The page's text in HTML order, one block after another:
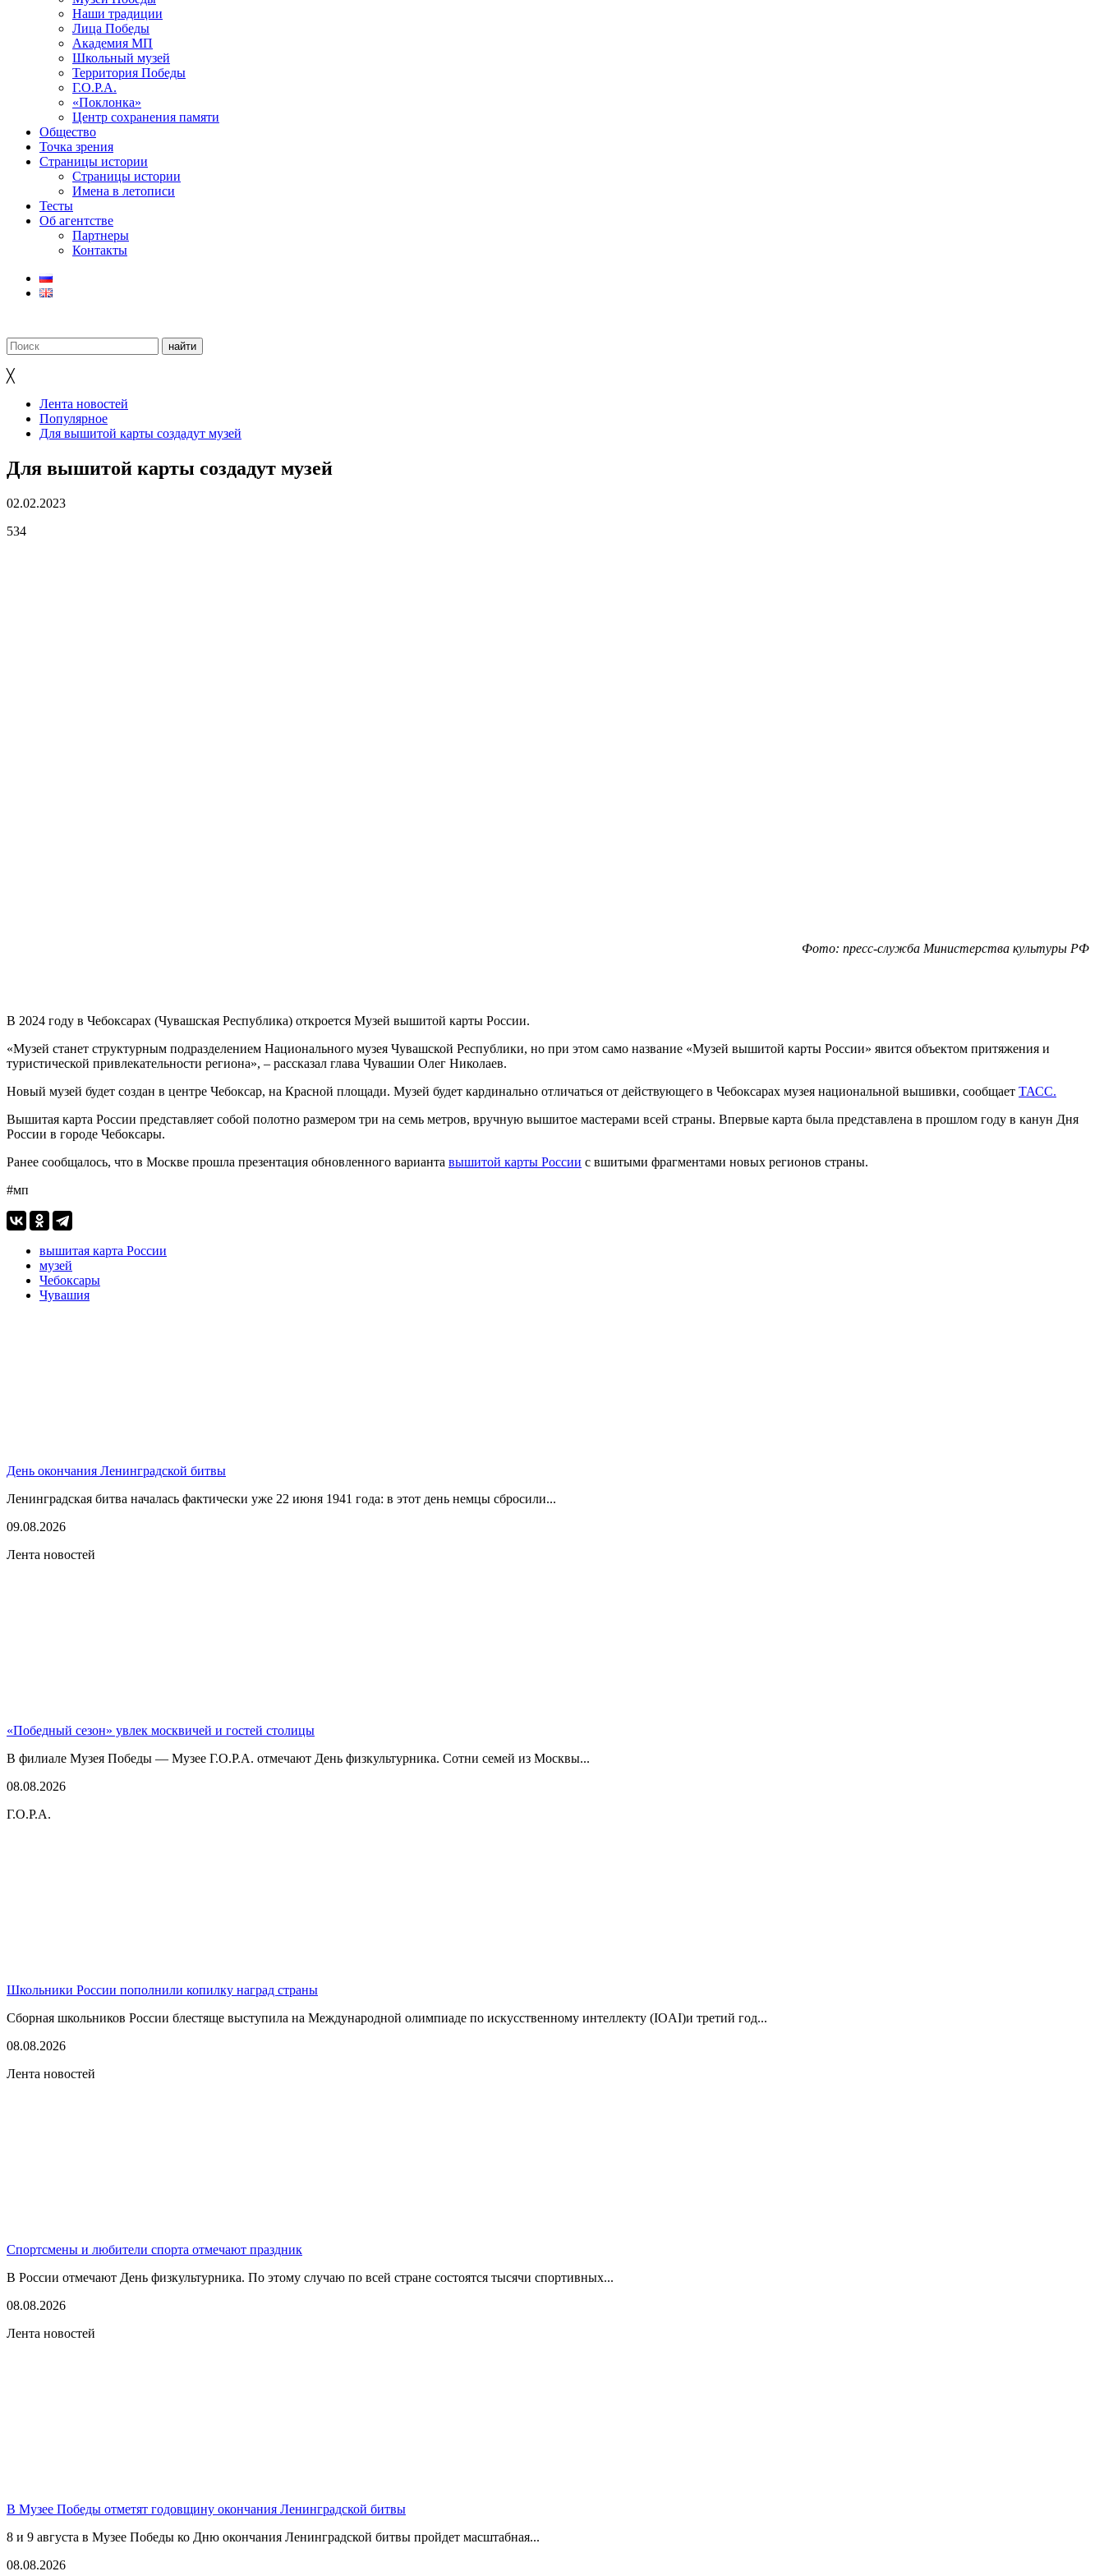
Наши традиции
Лица Победы
Академия МП
Школьный музей
Территория Победы
Г.О.Р.А.
«Поклонка»
Центр сохранения памяти
Общество
Точка зрения
Страницы истории
Страницы истории
Имена в летописи
Тесты
Об агентстве
Партнеры
Контакты
╳
Лента новостей
Популярное
Для вышитой карты создадут музей
Для вышитой карты создадут музей
02.02.2023
534
Фото: пресс-служба Министерства культуры РФ
В 2024 году в Чебоксарах (Чувашская Республика) откроется Музей вышитой карты России.
«Музей станет структурным подразделением Национального музея Чувашской Республики, но при этом само название «Музей вышитой карты России» явится объектом притяжения и
туристической привлекательности региона», – рассказал глава Чувашии Олег Николаев.
Новый музей будет создан в центре Чебоксар, на Красной площади. Музей будет кардинально отличаться от действующего в Чебоксарах музея национальной вышивки, сообщает ТАСС.
Вышитая карта России представляет собой полотно размером три на семь метров, вручную вышитое мастерами всей страны. Впервые карта была представлена в прошлом году в канун Дня
России в городе Чебоксары.
Ранее сообщалось, что в Москве прошла презентация обновленного варианта вышитой карты России с вшитыми фрагментами новых регионов страны.
#мп
вышитая карта России
музей
Чебоксары
Чувашия
День окончания Ленинградской битвы
Ленинградская битва началась фактически уже 22 июня 1941 года: в этот день немцы сбросили...
09.08.2026
Лента новостей
«Победный сезон» увлек москвичей и гостей столицы
В филиале Музея Победы — Музее Г.О.Р.А. отмечают День физкультурника. Сотни семей из Москвы...
08.08.2026
Г.О.Р.А.
Школьники России пополнили копилку наград страны
Сборная школьников России блестяще выступила на Международной олимпиаде по искусственному интеллекту (IOAI)и третий год...
08.08.2026
Лента новостей
Спортсмены и любители спорта отмечают праздник
В России отмечают День физкультурника. По этому случаю по всей стране состоятся тысячи спортивных...
08.08.2026
Лента новостей
В Музее Победы отметят годовщину окончания Ленинградской битвы
8 и 9 августа в Музее Победы ко Дню окончания Ленинградской битвы пройдет масштабная...
08.08.2026